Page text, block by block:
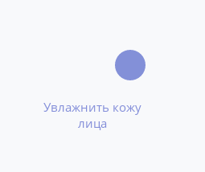
Увлажнить кожу
лица